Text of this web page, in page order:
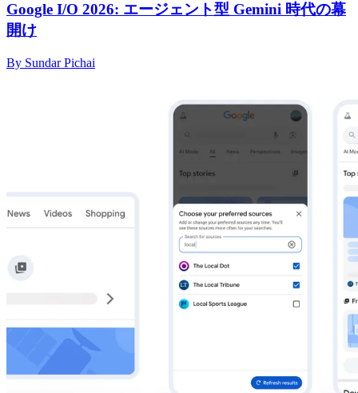
Google I/O 2026: エージェント型 Gemini 時代の幕
開け
By Sundar Pichai